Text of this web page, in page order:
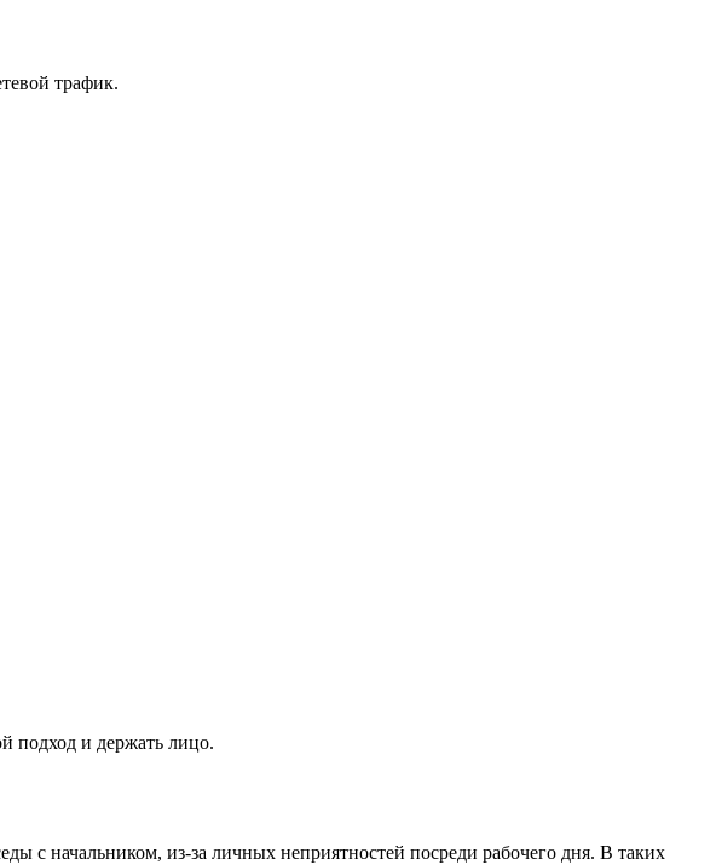
трафик.
подход и держать лицо.
с начальником, из-за личных неприятностей посреди рабочего дня. В таких